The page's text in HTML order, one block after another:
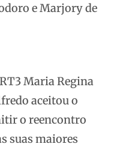
e Marjory de
Maria Regina
aceitou o
o reencontro
suas maiores